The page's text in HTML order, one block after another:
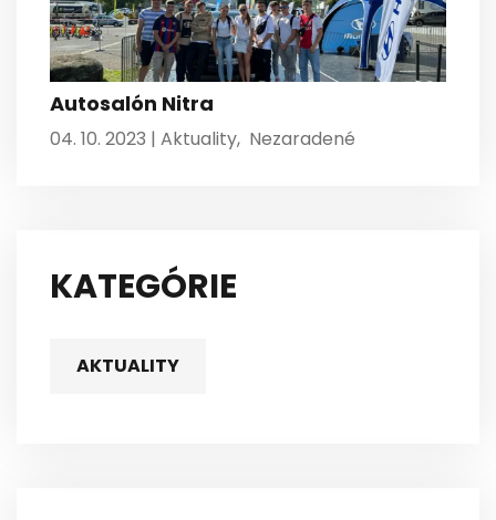
Autosalón Nitra
04. 10. 2023 | Aktuality, Nezaradené
KATEGÓRIE
AKTUALITY